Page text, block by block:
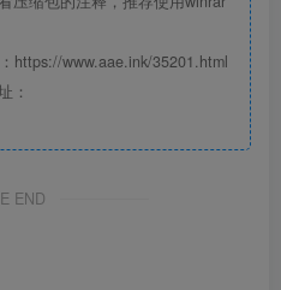
https://www.aae.ink/35201.html
：
END